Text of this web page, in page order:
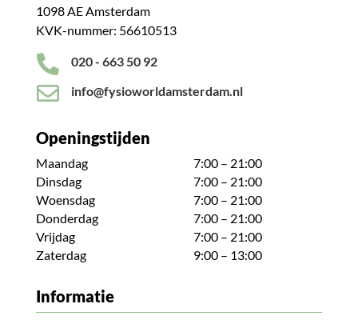
1098 AE Amsterdam
KVK-nummer: 56610513
 020 - 663 50 92
 info@fysioworldamsterdam.nl
Openingstijden
Maandag
7:00 – 21:00
Dinsdag
7:00 – 21:00
Woensdag
7:00 – 21:00
Donderdag
7:00 – 21:00
Vrijdag
7:00 – 21:00
Zaterdag
9:00 – 13:00
Informatie